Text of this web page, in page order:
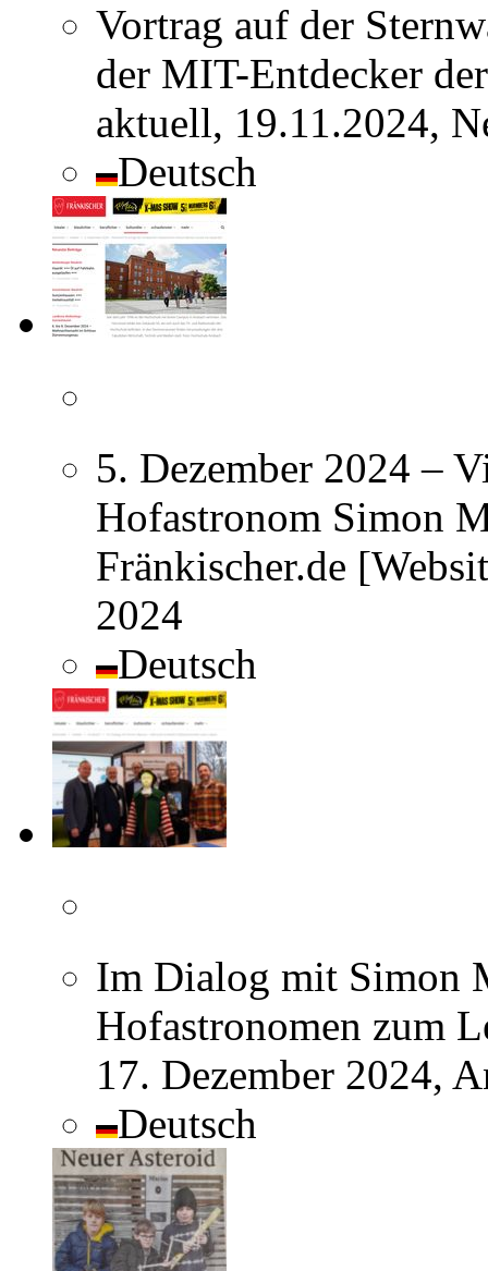
Vortrag auf der
der MIT-Entdecker
aktuell, 19.11.2024,
Deutsch
5. Dezember 2024 –
Hofastronom Simon
Fränkischer.de
2024
Deutsch
Im Dialog mit Simon
Hofastronomen zum
17. Dezember 2024,
Deutsch